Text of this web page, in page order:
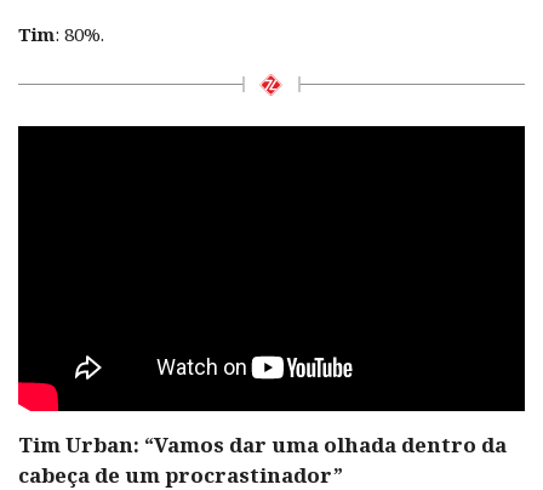
Tim: 80%.
Tim Urban: “Vamos dar uma olhada dentro da
cabeça de um procrastinador”